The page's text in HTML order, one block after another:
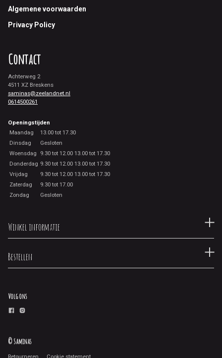
Footer
Algemene voorwaarden
Privacy Policy
Contact
Achterweg 2
4511 XZ Breskens
saminas@zeelandnet.nl
0614500261
Openingstijden
Maandag
13.00 tot 17.30
Dinsdag
Gesloten
Woensdag
9.30 tot 12.00 13.00 tot 17.30
Donderdag 9.30 tot 12.00 13.00 tot 17.30
Vrijdag
9.30 tot 12.00 13.00 tot 17.30
Zaterdag
9.30 tot 17.00
Zondag
Gesloten
Winkel informatie
Bestellen
Volg ons
© Saminas
Retourneren Cookie statement